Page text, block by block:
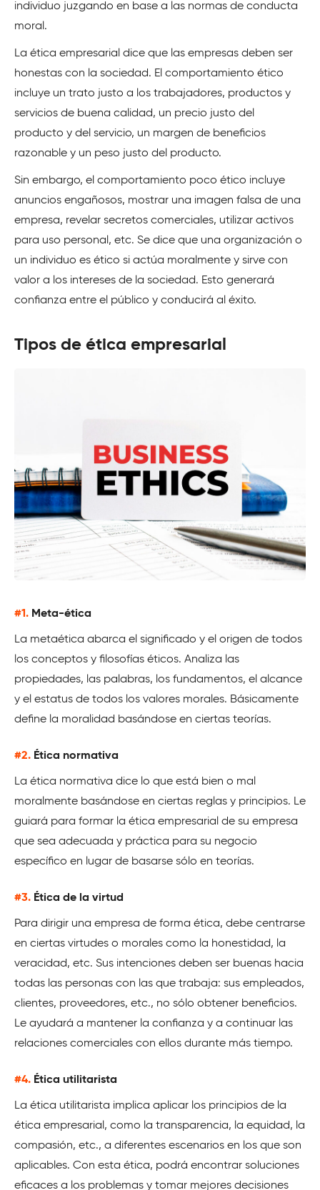
individuo juzgando en base a las normas de conducta
moral.
La ética empresarial dice que las empresas deben ser
honestas con la sociedad. El comportamiento ético
incluye un trato justo a los trabajadores, productos y
servicios de buena calidad, un precio justo del
producto y del servicio, un margen de beneficios
razonable y un peso justo del producto.
Sin embargo, el comportamiento poco ético incluye
anuncios engañosos, mostrar una imagen falsa de una
empresa, revelar secretos comerciales, utilizar activos
para uso personal, etc. Se dice que una organización o
un individuo es ético si actúa moralmente y sirve con
valor a los intereses de la sociedad. Esto generará
confianza entre el público y conducirá al éxito.
Tipos de ética empresarial
#1. Meta-ética
La metaética abarca el significado y el origen de todos
los conceptos y filosofías éticos. Analiza las
propiedades, las palabras, los fundamentos, el alcance
y el estatus de todos los valores morales. Básicamente
define la moralidad basándose en ciertas teorías.
#2. Ética normativa
La ética normativa dice lo que está bien o mal
moralmente basándose en ciertas reglas y principios. Le
guiará para formar la ética empresarial de su empresa
que sea adecuada y práctica para su negocio
específico en lugar de basarse sólo en teorías.
#3. Ética de la virtud
Para dirigir una empresa de forma ética, debe centrarse
en ciertas virtudes o morales como la honestidad, la
veracidad, etc. Sus intenciones deben ser buenas hacia
todas las personas con las que trabaja: sus empleados,
clientes, proveedores, etc., no sólo obtener beneficios.
Le ayudará a mantener la confianza y a continuar las
relaciones comerciales con ellos durante más tiempo.
#4. Ética utilitarista
La ética utilitarista implica aplicar los principios de la
ética empresarial, como la transparencia, la equidad, la
compasión, etc., a diferentes escenarios en los que son
aplicables. Con esta ética, podrá encontrar soluciones
eficaces a los problemas y tomar mejores decisiones